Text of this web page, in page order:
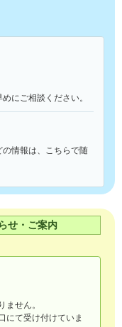
にご相談ください。
情報は、こちらで随
せ・ご案内
せん。
にて受け付けていま